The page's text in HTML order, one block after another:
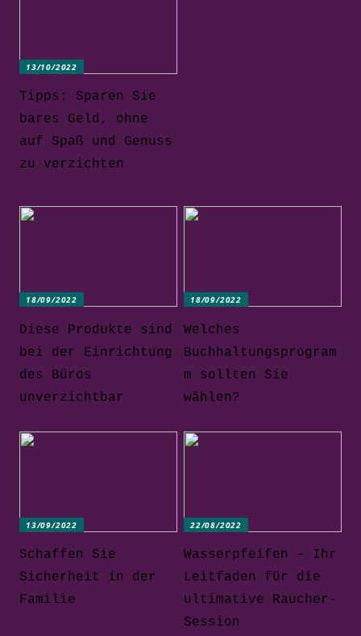
13/10/2022
Tipps: Sparen Sie
bares Geld, ohne
auf Spaß und Genuss
zu verzichten
18/09/2022
Diese Produkte sind
bei der Einrichtung
des Büros
unverzichtbar
18/09/2022
Welches
Buchhaltungsprogram
m sollten Sie
wählen?
13/09/2022
Schaffen Sie
Sicherheit in der
Familie
22/08/2022
Wasserpfeifen – Ihr
Leitfaden für die
ultimative Raucher-
Session